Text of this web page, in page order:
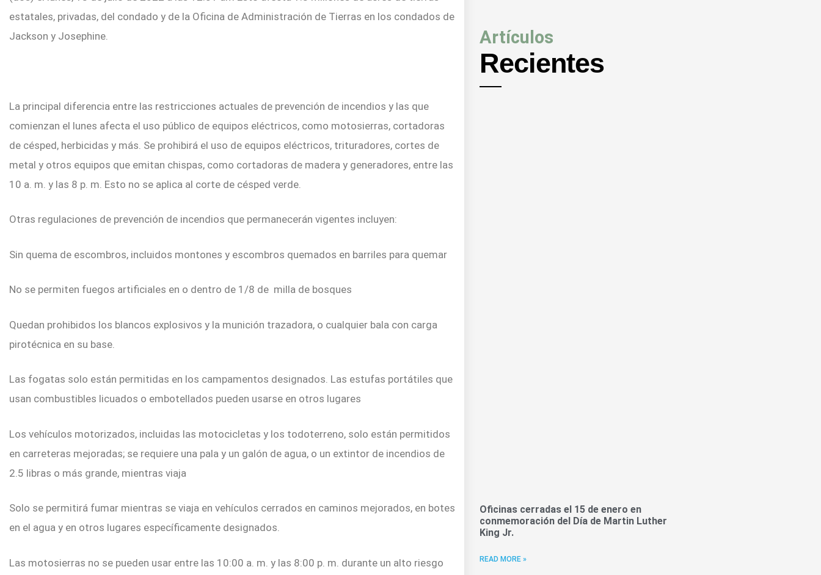
estatales, privadas, del condado y de la Oficina de Administración de Tierras en los condados de
Jackson y Josephine.
La principal diferencia entre las restricciones actuales de prevención de incendios y las que
comienzan el lunes afecta el uso público de equipos eléctricos, como motosierras, cortadoras
de césped, herbicidas y más. Se prohibirá el uso de equipos eléctricos, trituradores, cortes de
metal y otros equipos que emitan chispas, como cortadoras de madera y generadores, entre las
10 a. m. y las 8 p. m. Esto no se aplica al corte de césped verde.
Otras regulaciones de prevención de incendios que permanecerán vigentes incluyen:
Sin quema de escombros, incluidos montones y escombros quemados en barriles para quemar
No se permiten fuegos artificiales en o dentro de 1/8 de milla de bosques
Quedan prohibidos los blancos explosivos y la munición trazadora, o cualquier bala con carga
pirotécnica en su base.
Las fogatas solo están permitidas en los campamentos designados. Las estufas portátiles que
usan combustibles licuados o embotellados pueden usarse en otros lugares
Los vehículos motorizados, incluidas las motocicletas y los todoterreno, solo están permitidos
en carreteras mejoradas; se requiere una pala y un galón de agua, o un extintor de incendios de
2.5 libras o más grande, mientras viaja
Solo se permitirá fumar mientras se viaja en vehículos cerrados en caminos mejorados, en botes
en el agua y en otros lugares específicamente designados.
Las motosierras no se pueden usar entre las 10:00 a. m. y las 8:00 p. m. durante un alto riesgo
Artículos
Recientes
Oficinas cerradas el 15 de enero en
conmemoración del Día de Martin Luther
King Jr.
READ MORE »